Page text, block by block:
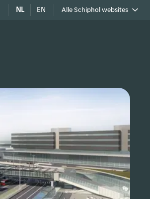
NL EN Alle Schiphol websites
Cargo
Bedrijven op Schiphol
Route development